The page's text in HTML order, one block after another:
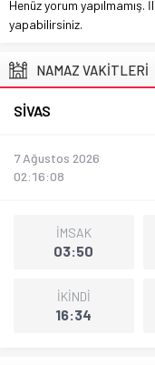
Henüz yorum yapılmamış.
yapabilirsiniz.
NAMAZ VAKİTLERİ
SIVAS
7 Ağustos 2026
02:16:08
İMSAK
03:50
İKİNDİ
16:34